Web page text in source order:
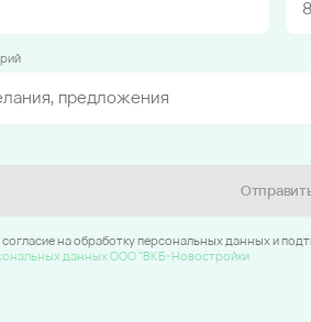
на обработку персональных данных и
данных ООО "ВКБ-Новостройки